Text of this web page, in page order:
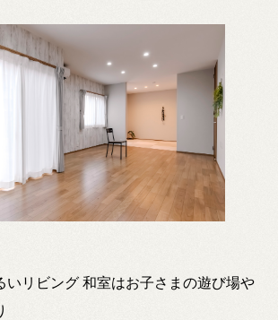
いリビング 和室はお子さまの遊び場や